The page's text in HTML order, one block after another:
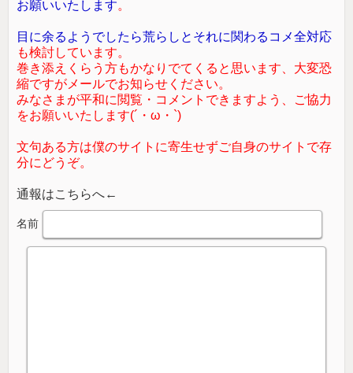
お願いいたします。
目に余るようでしたら荒らしとそれに関わるコメ全対応
も検討しています。
巻き添えくらう方もかなりでてくると思います、大変恐
縮ですがメールでお知らせください。
みなさまが平和に閲覧・コメントできますよう、ご協力
をお願いいたします(´・ω・`)
文句ある方は僕のサイトに寄生せずご自身のサイトで存
分にどうぞ。
通報はこちらへ←
名前